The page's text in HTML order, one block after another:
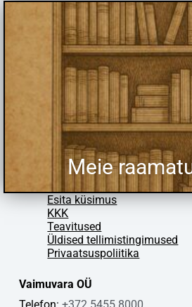
Meie
Esita küsimus
KKK
Teavitused
Üldised tellimistingimused
Privaatsuspoliitika
Vaimuvara OÜ